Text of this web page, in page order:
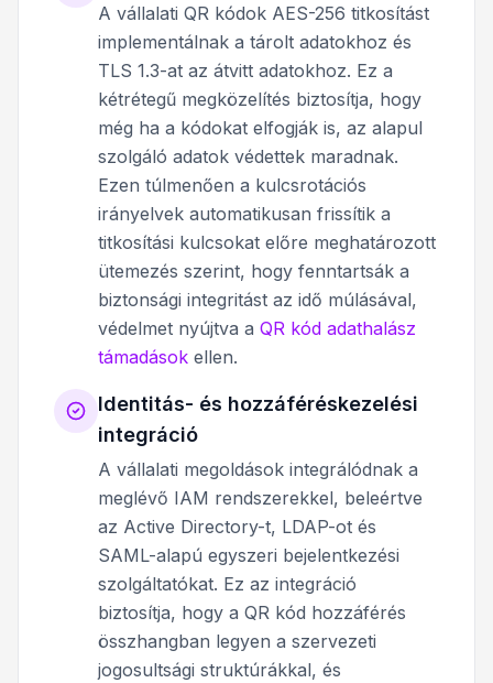
A vállalati QR kódok AES-256 titkosítást
implementálnak a tárolt adatokhoz és
TLS 1.3-at az átvitt adatokhoz. Ez a
kétrétegű megközelítés biztosítja, hogy
még ha a kódokat elfogják is, az alapul
szolgáló adatok védettek maradnak.
Ezen túlmenően a kulcsrotációs
irányelvek automatikusan frissítik a
titkosítási kulcsokat előre meghatározott
ütemezés szerint, hogy fenntartsák a
biztonsági integritást az idő múlásával,
védelmet nyújtva a QR kód adathalász
támadások ellen.
Identitás- és hozzáféréskezelési
integráció
A vállalati megoldások integrálódnak a
meglévő IAM rendszerekkel, beleértve
az Active Directory-t, LDAP-ot és
SAML-alapú egyszeri bejelentkezési
szolgáltatókat. Ez az integráció
biztosítja, hogy a QR kód hozzáférés
összhangban legyen a szervezeti
jogosultsági struktúrákkal, és